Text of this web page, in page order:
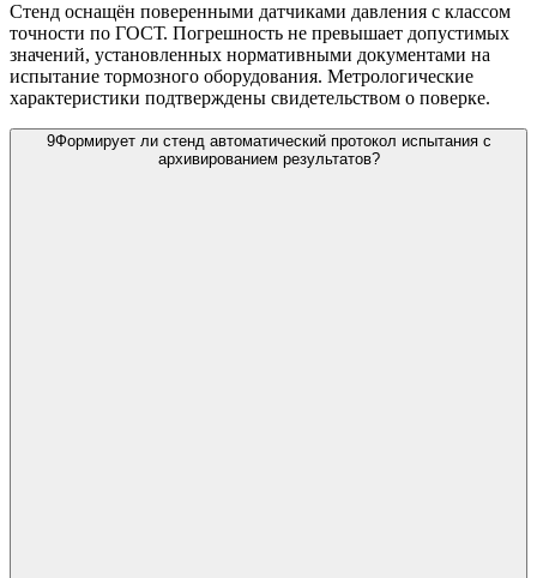
Стенд оснащён поверенными датчиками давления с классом
точности по ГОСТ. Погрешность не превышает допустимых
значений, установленных нормативными документами на
испытание тормозного оборудования. Метрологические
характеристики подтверждены свидетельством о поверке.
9Формирует ли стенд автоматический протокол испытания с
архивированием результатов?